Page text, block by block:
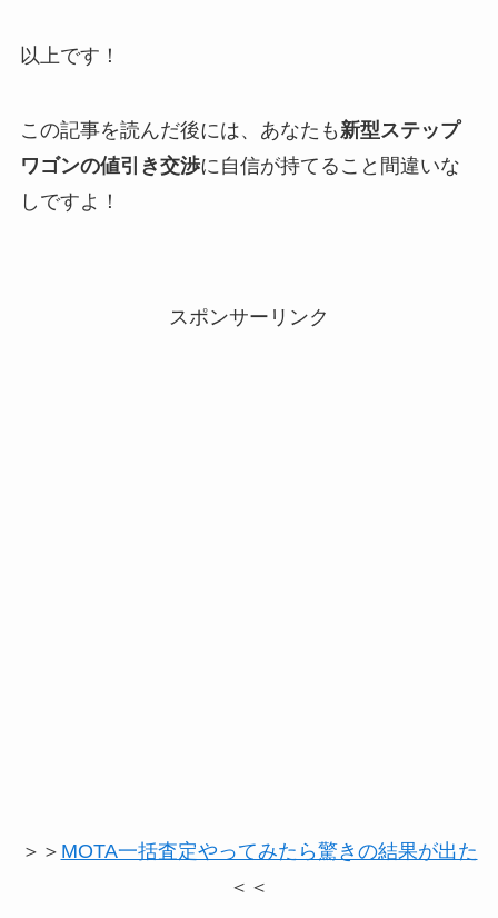
以上です！
この記事を読んだ後には、あなたも新型ステップ
ワゴンの値引き交渉に自信が持てること間違いな
しですよ！
スポンサーリンク
＞＞ MOTA一括査定やってみたら驚きの結果が出た
＜＜